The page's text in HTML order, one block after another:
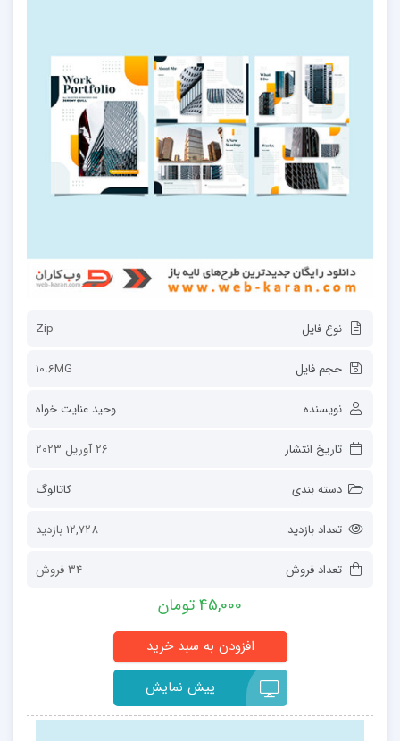
نوع فایل Zip
حجم فایل 10.6MG
نویسنده وحید عنایت خواه
تاریخ انتشار 26 آوریل 2023
دسته بندی کاتالوگ
تعداد بازدید 12,728 بازدید
تعداد فروش 34 فروش
45,000 تومان
پیش نمایش